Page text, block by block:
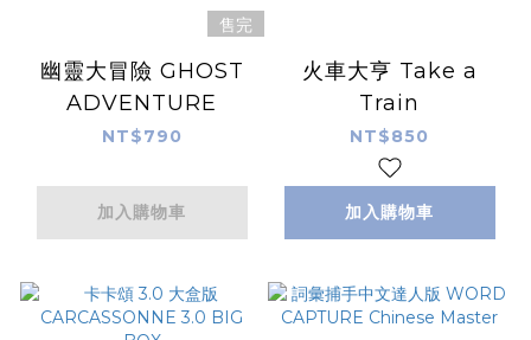
售完
幽靈大冒險 GHOST
ADVENTURE
NT$790
加入購物車
火車大亨 Take a
Train
NT$850
加入購物車